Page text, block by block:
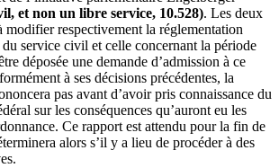
et non un libre service, 10.528). Les deux
modifier respectivement la réglementation
service civil et celle concernant la période
déposée une demande d’admission à ce
à ses décisions précédentes, la
pas avant d’avoir pris connaissance du
sur les conséquences qu’auront eu les
Ce rapport est attendu pour la fin de
alors s’il y a lieu de procéder à des